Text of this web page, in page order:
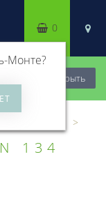
Закрыть
Монте?
0
134